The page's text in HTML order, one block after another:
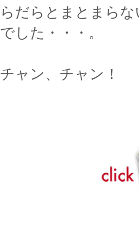
らだらとまとまら
でした・・・。
チャン、チャン！